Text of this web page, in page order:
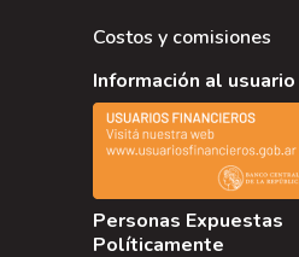
Costos y comisiones
Información al
Personas Expuestas
Políticamente